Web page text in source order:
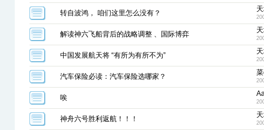
转自波鸿， 咱们这里怎么没有？
解读神六飞船背后的战略调整 、国际博弈
中国发展航天将 “有所为有所不为”
汽车保险必读：汽车保险选哪家？
唉
神舟六号胜利返航！！！